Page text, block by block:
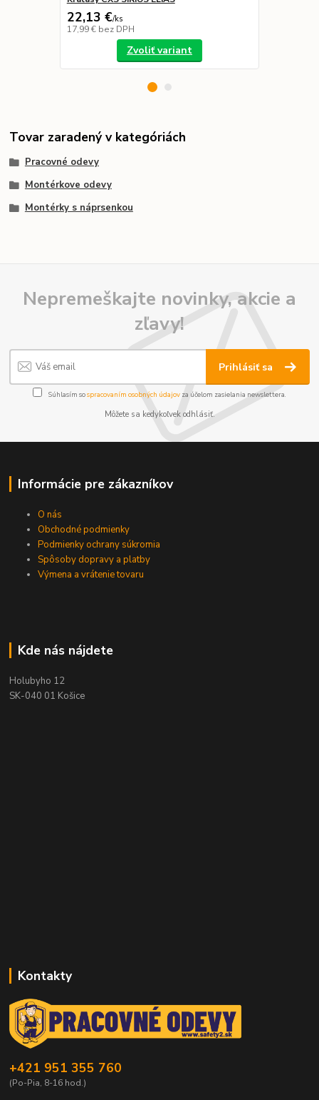
22,13 €/ks
17,99 € bez DPH
Zvoliť variant
Tovar zaradený v kategóriách
Pracovné odevy
Montérkove odevy
Montérky s náprsenkou
Nepremeškajte novinky, akcie a
zľavy!
Prihlásiť sa
Súhlasím sospracovaním osobných údajov za účelom zasielania newslettera.
Môžete sa kedykoľvek odhlásiť.
Informácie pre zákazníkov
O nás
Obchodné podmienky
Podmienky ochrany súkromia
Spôsoby dopravy a platby
Výmena a vrátenie tovaru
Kde nás nájdete
Holubyho 12
SK-040 01 Košice
Kontakty
+421 951 355 760
(Po-Pia, 8-16 hod.)